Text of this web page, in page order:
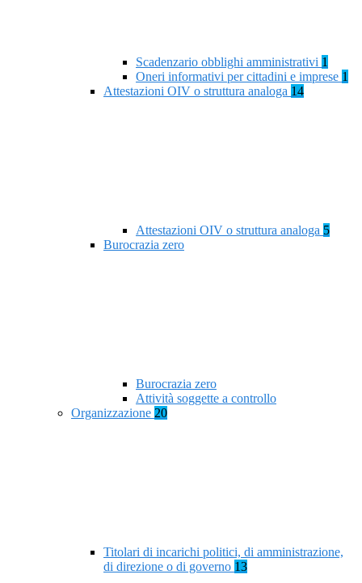
Scadenzario obblighi amministrativi 1
Oneri informativi per cittadini e imprese 1
Attestazioni OIV o struttura analoga 14
Attestazioni OIV o struttura analoga 5
Burocrazia zero
Burocrazia zero
Attività soggette a controllo
Organizzazione 20
Titolari di incarichi politici, di amministrazione,
di direzione o di governo 13